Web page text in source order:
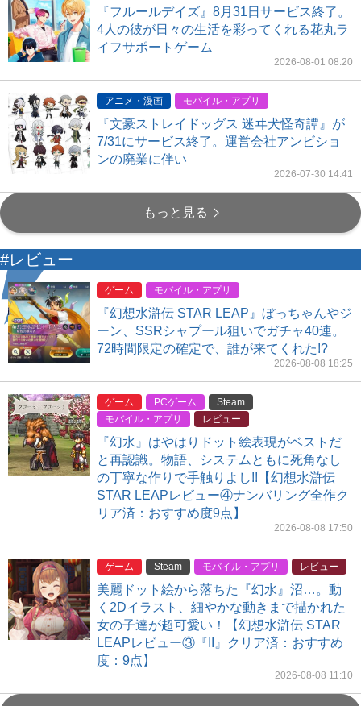
『フルールデイズ』8月31日サービス終了。
4人の彼が日々の生活を彩ってくれる花丸ラ
イフサポートゲーム
2026-08-01 08:20
アニメ・漫画 モバイル・アプリ
『文豪ストレイドッグス 迷ヰ犬怪奇譚』が
7/31にサービス終了。運営会社アンビショ
ンの廃業に伴い
2026-07-30 14:41
もっと見る
#レビュー
ゲーム モバイル・アプリ
『幻想水滸伝 STAR LEAP』ぼっちゃんやジ
ーン、SSRシャプール狙いでガチャ40連。
72時間限定の確定で、誰が来てくれた!?
2026-08-08 18:25
ゲーム PCゲーム
Steam
モバイル・アプリ
レビュー
『幻水』はやはりドット絵表現がベストだ
と再認識。物語、システムともに死角なし
の丁寧な作りで手触りよし!!【幻想水滸伝
STAR LEAPレビュー④ナンバリング全作ク
リア済：おすすめ度9点】
2026-08-08 17:50
ゲーム Steam モバイル・アプリ レビュー
美麗ドット絵から落ちた『幻水』沼…。動
く2Dイラスト、細やかな動きまで描かれた
女の子達が超可愛い！【幻想水滸伝 STAR
LEAPレビュー③『II』クリア済：おすすめ
度：9点】
2026-08-08 11:10